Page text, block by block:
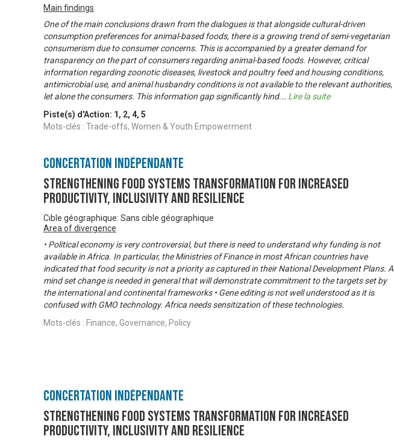
Main findings
One of the main conclusions drawn from the dialogues is that alongside cultural-driven
consumption preferences for animal-based foods, there is a growing trend of semi-vegetarian
consumerism due to consumer concerns. This is accompanied by a greater demand for
transparency on the part of consumers regarding animal-based foods. However, critical
information regarding zoonotic diseases, livestock and poultry feed and housing conditions,
antimicrobial use, and animal husbandry conditions is not available to the relevant authorities,
let alone the consumers. This information gap significantly hind... Lire la suite
Piste(s) d'Action: 1 , 2, 4, 5
Mots-clés : Trade-offs, Women & Youth Empowerment
Concertation Indépendante
Strengthening Food Systems transformation for increased
productivity, inclusivity and resilience
Cible géographique: Sans cible géographique
Area of divergence
• Political economy is very controversial, but there is need to understand why funding is not
available in Africa. In particular, the Ministries of Finance in most African countries have
indicated that food security is not a priority as captured in their National Development Plans. A
mind set change is needed in general that will demonstrate commitment to the targets set by
the international and continental frameworks • Gene editing is not well understood as it is
confused with GMO technology. Africa needs sensitization of these technologies.
Mots-clés : Finance, Governance, Policy
Concertation Indépendante
Strengthening Food Systems transformation for increased
productivity, inclusivity and resilience